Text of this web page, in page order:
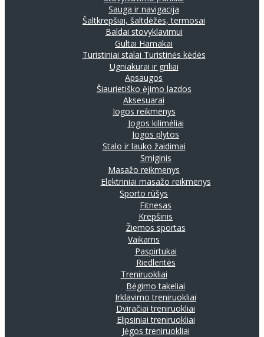
Sauga ir navigacija
Šaltkrepšiai, šaltdėžės, termosai
Baldai stovyklavimui
Gultai Hamakai
Turistiniai stalai Turistinės kėdės
Ugniakurai ir griliai
Apsaugos
Šiaurietiško ėjimo lazdos
Aksesuarai
Jogos reikmenys
Jogos kilimėliai
Jogos plytos
Stalo ir lauko žaidimai
Smiginis
Masažo reikmenys
Elektriniai masažo reikmenys
Sporto rūšys
Fitnesas
Krepšinis
Žiemos sportas
Vaikams
Paspirtukai
Riedlentės
Treniruokliai
Bėgimo takeliai
Irklavimo treniruokliai
Dviračiai treniruokliai
Elipsiniai treniruokliai
Jėgos treniruokliai